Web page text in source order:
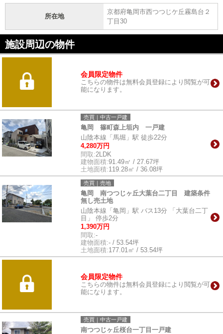
所在地
京都府亀岡市西つつじケ丘霧島台２
丁目30
施設周辺の物件
会員限定物件
こちらの物件は無料会員登録により閲覧が可
能になります。
売買｜中古一戸建
亀岡 篠町森上垣内 一戸建
山陰本線「馬堀」駅 徒歩22分
4,280万円
間取:2LDK
建物面積:91.49㎡ / 27.67坪
土地面積:119.28㎡ / 36.08坪
売買｜売地
亀岡 南つつじヶ丘大葉台二丁目 建築条件
無し売土地
山陰本線「亀岡」駅 バス13分 「大葉台二丁
目」 停歩2分
1,390万円
間取:-
建物面積:- / 53.54坪
土地面積:177.01㎡ / 53.54坪
会員限定物件
こちらの物件は無料会員登録により閲覧が可
能になります。
売買｜中古一戸建
南つつじヶ丘桜台一丁目一戸建